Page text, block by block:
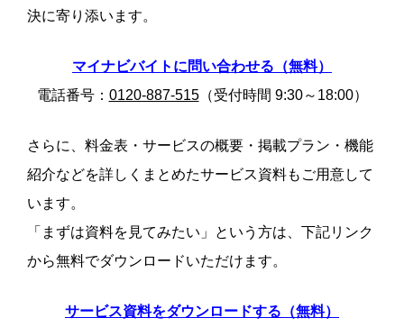
決に寄り添います。
マイナビバイトに問い合わせる（無料）
電話番号： 0120-887-515（受付時間 9:30～18:00）
さらに、料金表・サービスの概要・掲載プラン・機能
紹介などを詳しくまとめたサービス資料もご用意して
います。
「まずは資料を見てみたい」という方は、下記リンク
から無料でダウンロードいただけます。
サービス資料をダウンロードする（無料）